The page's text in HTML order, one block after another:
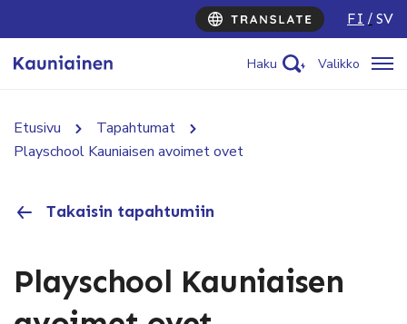
FI SV
Haku Valikko
Etusivu
Tapahtumat
Playschool Kauniaisen avoimet ovet
Takaisin tapahtumiin
Playschool Kauniaisen